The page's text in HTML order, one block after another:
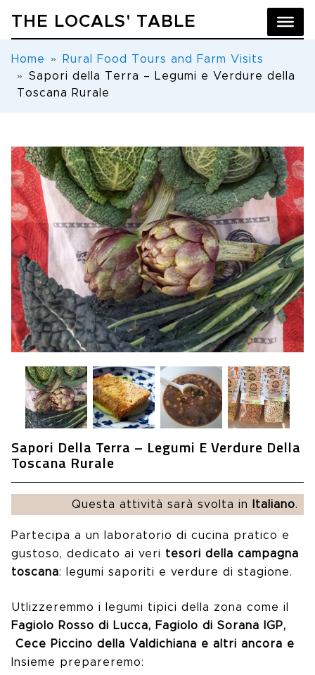
THE LOCALS' TABLE
Home
Rural Food Tours and Farm Visits
Sapori della Terra – Legumi e Verdure della
Toscana Rurale
Sapori Della Terra – Legumi E Verdure Della
Toscana Rurale
Questa attività sarà svolta in Italiano.
Partecipa a un laboratorio di cucina pratico e
gustoso, dedicato ai veri tesori della campagna
toscana: legumi saporiti e verdure di stagione.
Utlizzeremmo i legumi tipici della zona come il
Fagiolo Rosso di Lucca, Fagiolo di Sorana IGP,
Cece Piccino della Valdichiana e altri ancora e
Insieme prepareremo: